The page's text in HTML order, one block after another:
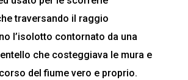
traversando il raggio
l’isolotto contornato da una
che costeggiava le mura e
del fiume vero e proprio.